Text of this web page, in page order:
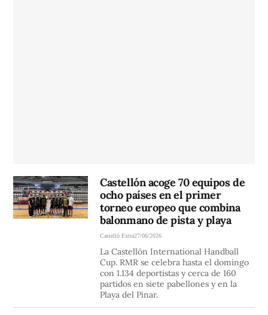
Castellón acoge 70 equipos de
ocho países en el primer
torneo europeo que combina
balonmano de pista y playa
Castelló Extra27/06/2026
La Castellón International Handball
Cup. RMR se celebra hasta el domingo
con 1.134 deportistas y cerca de 160
partidos en siete pabellones y en la
Playa del Pinar.